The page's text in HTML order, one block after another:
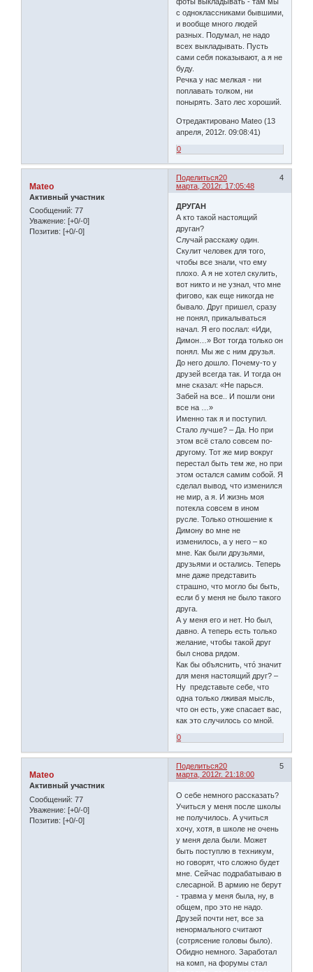
с одноклассниками бывшими,
и вообще много людей
разных. Подумал, не надо
всех выкладывать. Пусть
сами себя показывают, а я не
буду.
Речка у нас мелкая - ни
поплавать толком, ни
понырять. Зато лес хороший.
Отредактировано Mateo (13
апреля, 2012г. 09:08:41)
0
Поделиться 4
20
марта, 2012г. 17:05:48
Mateo
Активный участник
Сообщений: 77
Уважение: [+0/-0]
Позитив: [+0/-0]
ДРУГАН
А кто такой настоящий
друган?
Случай расскажу один.
Скулит человек для того,
чтобы все знали, что ему
плохо. А я не хотел скулить,
вот никто и не узнал, что мне
фигово, как еще никогда не
бывало. Друг пришел, сразу
не понял, прикалываться
начал. Я его послал: «Иди,
Димон…» Вот тогда только он
понял. Мы же с ним друзья.
До него дошло. Почему-то у
друзей всегда так. И тогда он
мне сказал: «Не парься.
Забей на все.. И пошли они
все на …»
Именно так я и поступил.
Стало лучше? – Да. Но при
этом всё стало совсем по-
другому. Тот же мир вокруг
перестал быть тем же, но при
этом остался самим собой. Я
сделал вывод, что изменился
не мир, а я. И жизнь моя
потекла совсем в ином
русле. Только отношение к
Димону во мне не
изменилось, а у него – ко
мне. Как были друзьями,
друзьями и остались. Теперь
мне даже представить
страшно, что могло бы быть,
если б у меня не было такого
друга.
А у меня его и нет. Но был,
давно. А теперь есть только
желание, чтобы такой друг
был снова рядом.
Как бы объяснить, чтó значит
для меня настоящий друг? –
Ну представьте себе, что
одна только лживая мысль,
что он есть, уже спасает вас,
как это случилось со мной.
0
Поделиться 5
20
марта, 2012г. 21:18:00
Mateo
Активный участник
Сообщений: 77
Уважение: [+0/-0]
Позитив: [+0/-0]
О себе немного рассказать?
Учиться у меня после школы
не получилось. А учиться
хочу, хотя, в школе не очень
у меня дела были. Может
быть поступлю в техникум,
но говорят, что сложно будет
мне. Сейчас подрабатываю в
слесарной. В армию не берут
- травма у меня была, ну, в
общем, про это не надо.
Друзей почти нет, все за
ненормального считают
(сотрясение головы было).
Обидно немного. Заработал
на комп, на форумы стал